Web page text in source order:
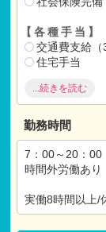
【各種手当】
交通費支給（
住宅手当
単身者用社宅
退職金制度
※試用期間：有
試用期間：6
仕事内容：本
...続きを読む
勤務時間
7：00～20：
時間外労働あり
実働8時間以上/